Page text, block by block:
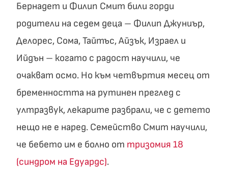
Бернадет и Филип Смит били горди
родители на седем деца – Филип Джуниър,
Делорес, Сома, Тайтъс, Айзък, Израел и
Ийдън – когато с радост научили, че
очакват осмо. Но към четвъртия месец от
бременността на рутинен преглед с
ултразвук, лекарите разбрали, че с детето
нещо не е наред. Семейство Смит научили,
че бебето им е болно от тризомия 18
(синдром на Едуардс).